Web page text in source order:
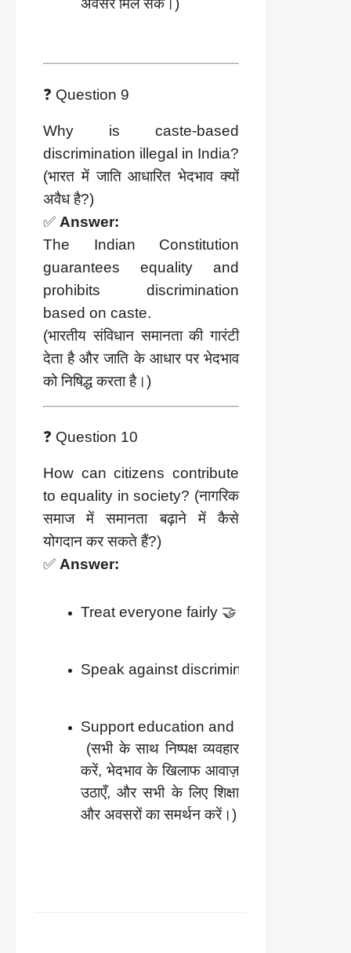
अवसर मिल सकें।)
❓ Question 9
Why is caste-based
discrimination illegal in India?
(भारत में जाति आधारित भेदभाव क्यों
अवैध है?)
✅ Answer:
The Indian Constitution
guarantees equality and
prohibits discrimination
based on caste.
(भारतीय संविधान समानता की गारंटी
देता है और जाति के आधार पर भेदभाव
को निषिद्ध करता है।)
❓ Question 10
How can citizens contribute
to equality in society? (नागरिक
समाज में समानता बढ़ाने में कैसे
योगदान कर सकते हैं?)
✅ Answer:
Treat everyone fairly 🤝
Speak against discrimination ✊
Support education and opportunities for
करें, भेदभाव के खिलाफ आवाज़
उठाएँ, और सभी के लिए शिक्षा
और अवसरों का समर्थन करें।)